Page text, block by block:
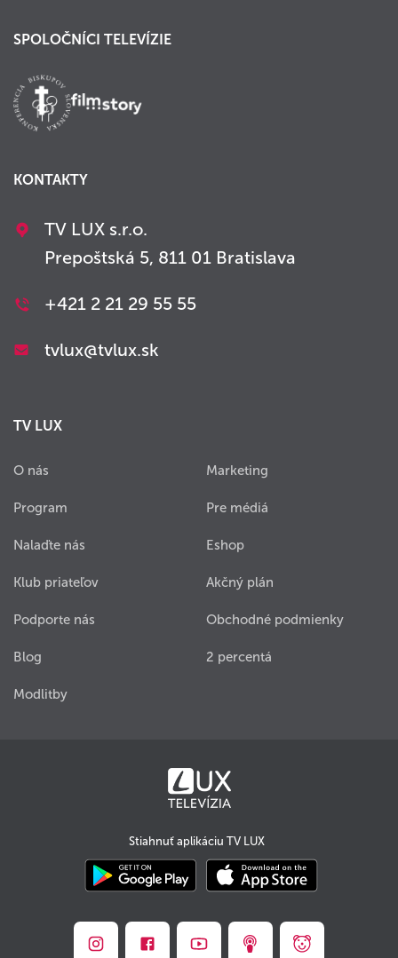
SPOLOČNÍCI TELEVÍZIE
KONTAKTY
TV LUX s.r.o.
Prepoštská 5, 811 01 Bratislava
+421 2 21 29 55 55
tvlux@tvlux.sk
TV LUX
O nás
Program
Nalaďte nás
Klub priateľov
Podporte nás
Blog
Modlitby
Marketing
Pre médiá
Eshop
Akčný plán
Obchodné podmienky
2 percentá
Stiahnuť aplikáciu TV LUX